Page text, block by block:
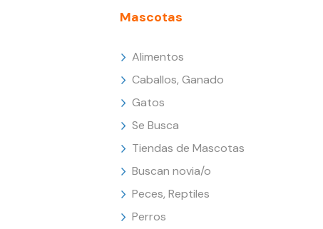
Mascotas
Alimentos
Caballos, Ganado
Gatos
Se Busca
Tiendas de Mascotas
Buscan novia/o
Peces, Reptiles
Perros